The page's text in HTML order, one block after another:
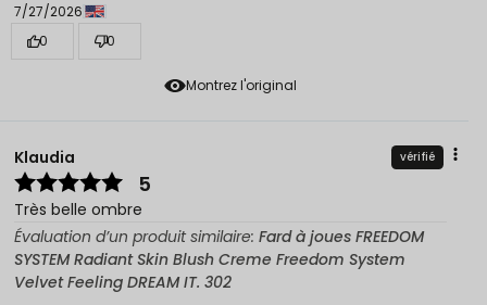
Montrez l'original
7/27/2026
0
0
Klaudia vérifié
5
Très belle ombre
Évaluation d’un produit similaire: Fard à joues FREEDOM
SYSTEM Radiant Skin Blush Creme Freedom System
Velvet Feeling DREAM IT. 302